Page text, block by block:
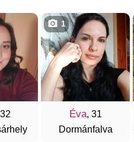
Éva, 31
Dormánfalva
1